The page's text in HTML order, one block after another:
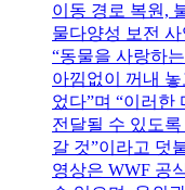
이동 경로 복원,
물다양성 보전
“동물을 사랑하
아낌없이 꺼내
었다”며 “이러한
전달될 수 있도
갈 것”이라고 덧
영상은 WWF 공